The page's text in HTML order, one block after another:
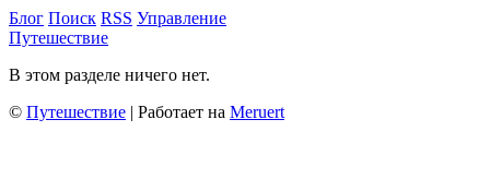
Блог Поиск RSS Управление
Путешествие
В этом разделе ничего нет.
© Путешествие | Работает на Meruert